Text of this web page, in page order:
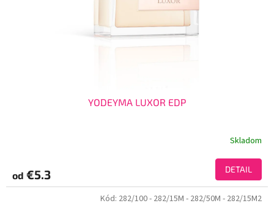
YODEYMA LUXOR EDP
Skladom
od €5.3 DETAIL
Kód: 282/100- 282/15M - 282/50M - 282/15M2